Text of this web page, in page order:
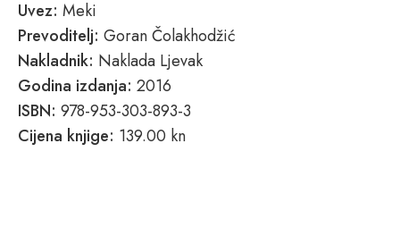
Uvez: Meki
Prevoditelj: Goran Čolakhodžić
Nakladnik: Naklada Ljevak
Godina izdanja: 2016
ISBN: 978-953-303-893-3
Cijena knjige: 139.00 kn